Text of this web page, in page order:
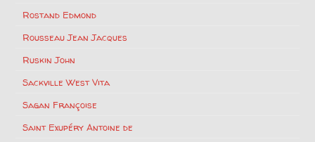
Rostand Edmond
Rousseau Jean Jacques
Ruskin John
Sackville West Vita
Sagan Françoise
Saint Exupéry Antoine de